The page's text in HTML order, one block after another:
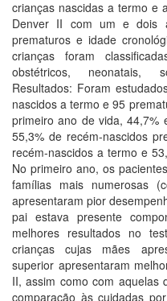
crianças nascidas a termo e
Denver II com um e dois
prematuros e idade
crianças foram
obstétricos, neonatais,
Resultados: Foram
nascidos a termo e 95
primeiro ano de vida, 44,7%
55,3% de recém-nascidos
recém-nascidos a termo e
No primeiro ano, os
famílias mais numerosas
apresentaram pior
pai estava presente
melhores resultados no
crianças cujas mães
superior apresentaram
II, assim como com aquelas
comparação às cuidadas